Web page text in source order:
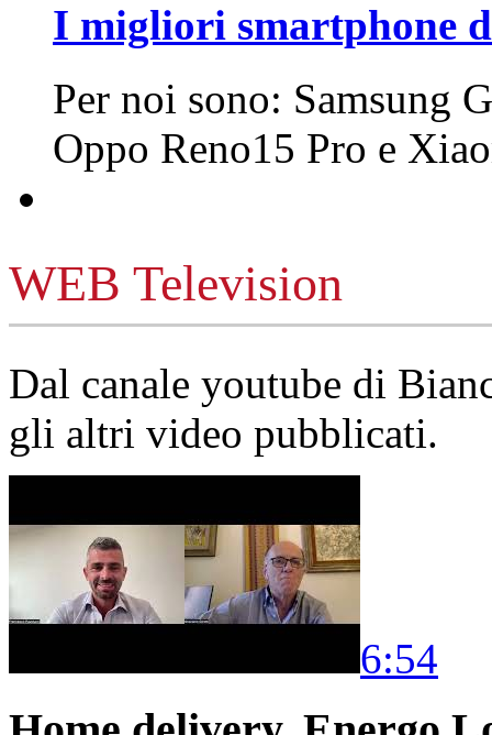
I migliori smartphone
Per noi sono: Samsung
Oppo Reno15 Pro e
WEB Television
Dal canale youtube di
gli altri video pubblicati.
6:54